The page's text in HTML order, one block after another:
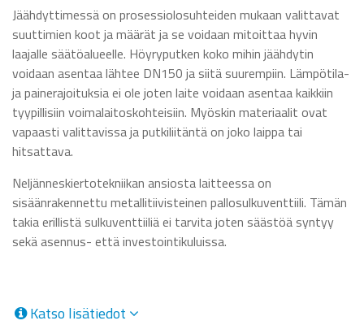
Jäähdyttimessä on prosessiolosuhteiden mukaan valittavat
suuttimien koot ja määrät ja se voidaan mitoittaa hyvin
laajalle säätöalueelle. Höyryputken koko mihin jäähdytin
voidaan asentaa lähtee DN150 ja siitä suurempiin. Lämpötila-
ja painerajoituksia ei ole joten laite voidaan asentaa kaikkiin
tyypillisiin voimalaitoskohteisiin. Myöskin materiaalit ovat
vapaasti valittavissa ja putkiliitäntä on joko laippa tai
hitsattava.
Neljänneskiertotekniikan ansiosta laitteessa on
sisäänrakennettu metallitiivisteinen pallosulkuventtiili. Tämän
takia erillistä sulkuventtiiliä ei tarvita joten säästöä syntyy
sekä asennus- että investointikuluissa.
Katso lisätiedot